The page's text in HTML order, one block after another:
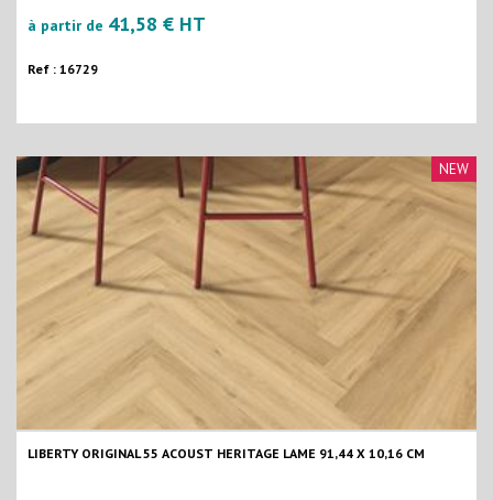
à partir de 41,58 € HT
Ref : 16729
LIBERTY ORIGINAL 55 ACOUST HERITAGE LAME 91,44 X 10,16 CM
NEW